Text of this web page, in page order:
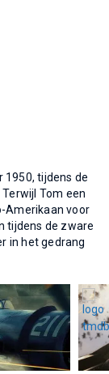
1950, tijdens de
Tom een
Amerikaan voor
tijdens de zware
in het gedrang